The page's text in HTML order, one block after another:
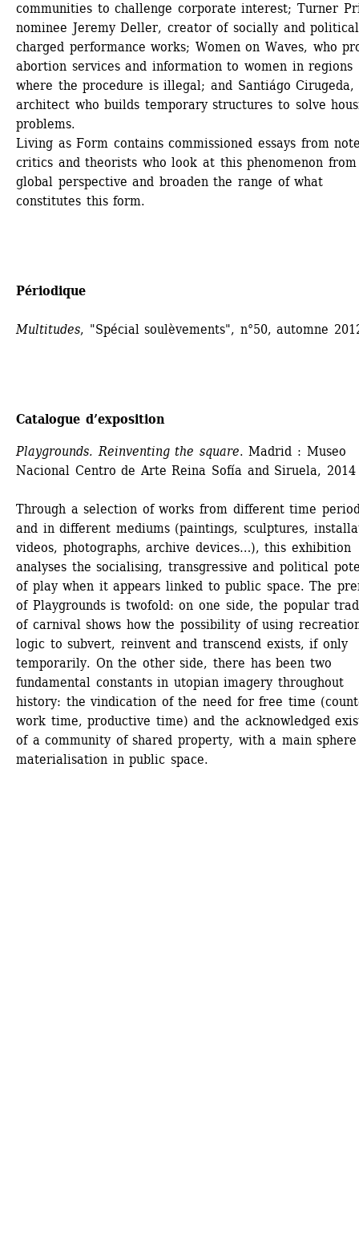
communities to challenge corporate interest; Turner
nominee Jeremy Deller, creator of socially and
charged performance works; Women on Waves, who
abortion services and information to women in regions
where the procedure is illegal; and Santiágo Cirugeda,
architect who builds temporary structures to solve
problems.
Living as Form contains commissioned essays from
critics and theorists who look at this phenomenon
global perspective and broaden the range of what
constitutes this form.
Périodique
Multitudes, "Spécial soulèvements", n°50, automne
Catalogue d’exposition
Playgrounds. Reinventing the square. Madrid : Museo
Nacional Centro de Arte Reina Sofía and Siruela, 2014
Through a selection of works from different time
and in different mediums (paintings, sculptures,
videos, photographs, archive devices…), this exhibition
analyses the socialising, transgressive and political
of play when it appears linked to public space. The
of Playgrounds is twofold: on one side, the popular
of carnival shows how the possibility of using
logic to subvert, reinvent and transcend exists, if only
temporarily. On the other side, there has been two
fundamental constants in utopian imagery throughout
history: the vindication of the need for free time
work time, productive time) and the acknowledged
of a community of shared property, with a main
materialisation in public space.